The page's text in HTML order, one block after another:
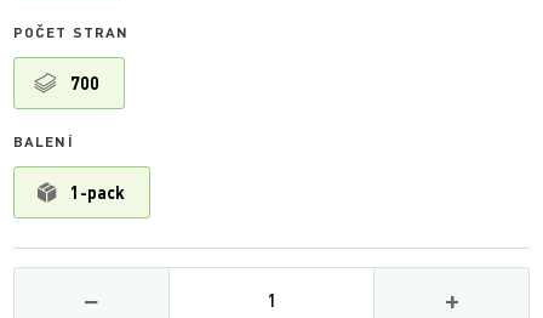
POČET STRAN
700
BALENÍ
1-pack
−
Množství
+